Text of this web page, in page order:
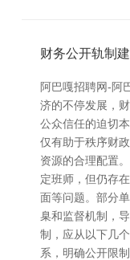
财务公开轨制
阿巴嘎招聘网-阿
济的不停发展，
公众信任的迫切
仅有助于秩序财
资源的合理配置
定班师，但仍存
面等问题。部分
臬和监督机制，
制，应从以下几
系，明确公开限